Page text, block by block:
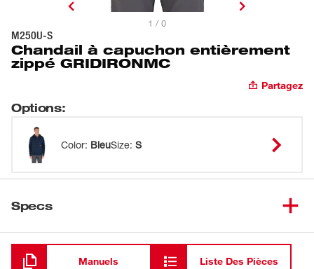
1 / 0
M250U-S
Chandail à capuchon entièrement
zippé GRIDIRONMC
Partagez
Options:
Color: BleuSize: S
Specs
Chargement
Manuels Liste Des Pièces